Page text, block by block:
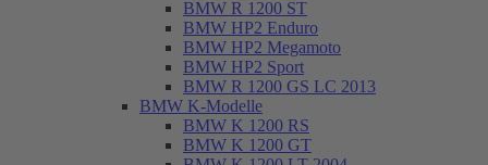
BMW R 1200 ST
BMW HP2 Enduro
BMW HP2 Megamoto
BMW HP2 Sport
BMW R 1200 GS LC 2013
BMW K-Modelle
BMW K 1200 RS
BMW K 1200 GT